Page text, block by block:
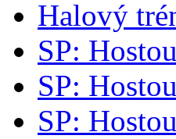
Halový
SP:
SP:
SP: